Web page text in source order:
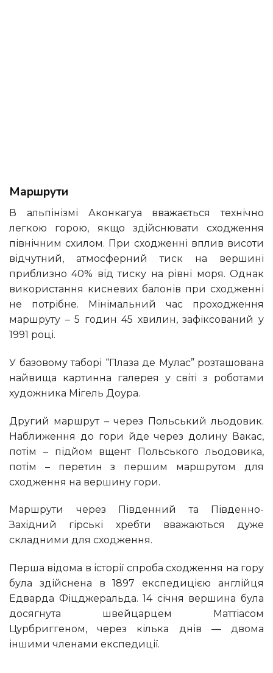
Маршрути
В альпінізмі Аконкагуа вважається технічно
легкою горою, якщо здійснювати сходження
північним схилом. При сходженні вплив висоти
відчутний, атмосферний тиск на вершині
приблизно 40% від тиску на рівні моря. Однак
використання кисневих балонів при сходженні
не потрібне. Мінімальний час проходження
маршруту – 5 годин 45 хвилин, зафіксований у
1991 році.
У базовому таборі “Плаза де Мулас” розташована
найвища картинна галерея у світі з роботами
художника Мігель Доура.
Другий маршрут – через Польський льодовик.
Наближення до гори йде через долину Вакас,
потім – підйом вщент Польського льодовика,
потім – перетин з першим маршрутом для
сходження на вершину гори.
Маршрути через Південний та Південно-
Західний гірські хребти вважаються дуже
складними для сходження.
Перша відома в історії спроба сходження на гору
була здійснена в 1897 експедицією англійця
Едварда Фіцджеральда. 14 січня вершина була
досягнута швейцарцем Маттіасом
Цурбриггеном, через кілька днів — двома
іншими членами експедиції.